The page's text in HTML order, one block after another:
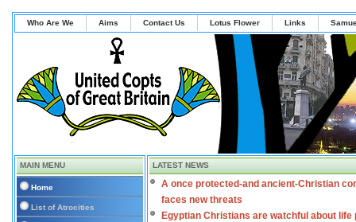
Who Are We Aims Contact Us Lotus Flower Links
MAIN MENU
Home
List of Atrocities
LATEST NEWS
A once protected-and ancient-Christian
faces new threats
Egyptian Christians are watchful about life